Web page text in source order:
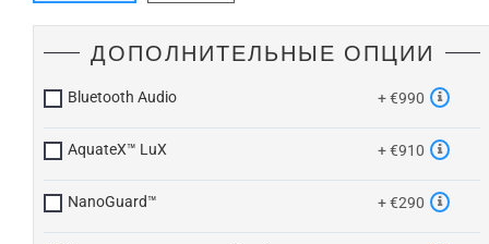
ДОПОЛНИТЕЛЬНЫЕ ОПЦИИ
Bluetooth Audio + €990
AquateX™ LuX + €910
NanoGuard™ + €290